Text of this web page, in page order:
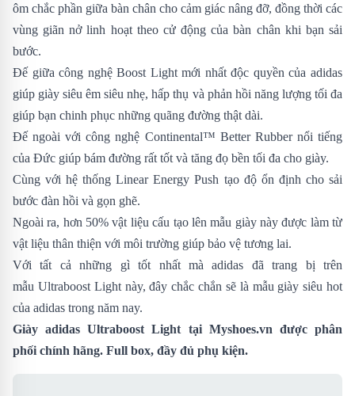
ôm chắc phần giữa bàn chân cho cảm giác nâng đỡ, đồng thời các
vùng giãn nở linh hoạt theo cử động của bàn chân khi bạn sải
bước.
Đế giữa công nghệ Boost Light mới nhất độc quyền của adidas
giúp giày siêu êm siêu nhẹ, hấp thụ và phản hồi năng lượng tối đa
giúp bạn chinh phục những quãng đường thật dài.
Đế ngoài với công nghệ Continental™ Better Rubber nổi tiếng
của Đức giúp bám đường rất tốt và tăng đọ bền tối đa cho giày.
Cùng với hệ thống Linear Energy Push tạo độ ổn định cho sải
bước đàn hồi và gọn ghẽ.
Ngoài ra, hơn 50% vật liệu cấu tạo lên mẫu giày này được làm từ
vật liệu thân thiện với môi trường giúp bảo vệ tương lai.
Với tất cả những gì tốt nhất mà adidas đã trang bị trên
mẫu Ultraboost Light này, đây chắc chắn sẽ là mẫu giày siêu hot
của adidas trong năm nay.
Giày adidas Ultraboost Light tại Myshoes.vn được phân
phối chính hãng. Full box, đầy đủ phụ kiện.